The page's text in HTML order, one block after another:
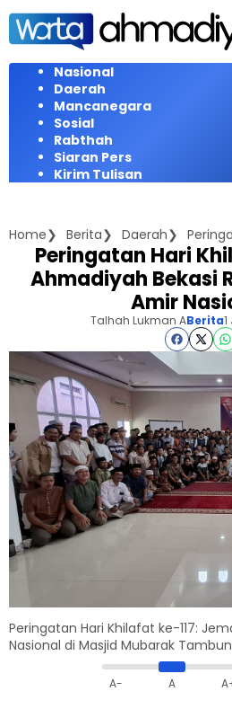
Langsung
konten
Nasional
Daerah
Mancanegara
Sosial
Rabthah
Siaran Pers
Kirim Tulisan
Home Berita Daerah
Peringatan Hari
Ahmadiyah Bekasi
Amir
Talhah Lukman ABerita
Peringatan Hari Khilafat ke-117:
Nasional di Masjid Mubarak Tambun
A- A